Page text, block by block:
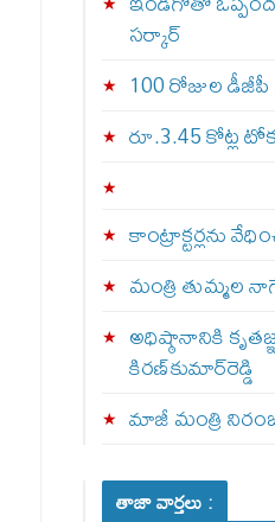
స‌ర్కార్
100 రోజుల
రూ.3.45 కోట్ల
కాంట్రాక్టర్లను
మంత్రి తుమ్మల
అధిష్ఠానానికి
కిరణ్‌కుమార్‌రెడ్డి
మాజీ మంత్రి
తాజా వార్తలు :